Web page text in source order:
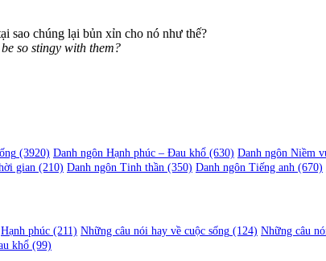
sao chúng lại bủn xỉn cho nó như thế?
so stingy with them?
(3920) Danh ngôn Hạnh phúc – Đau khổ (630) Danh ngôn Niềm
gian (210) Danh ngôn Tinh thần (350) Danh ngôn Tiếng anh (670)
Hạnh phúc (211) Những câu nói hay về cuộc sống (124) Những câu
khổ (99)